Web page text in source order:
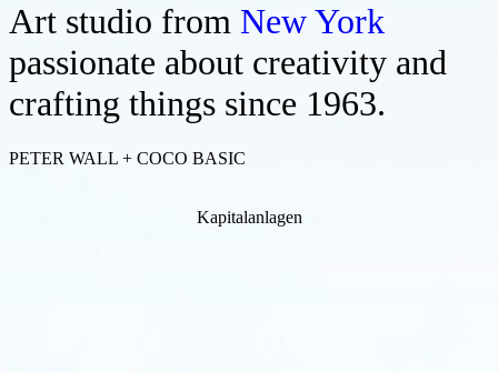
Art studio from New York
passionate about creativity and
crafting things since 1963.
PETER WALL + COCO BASIC
Kapitalanlagen